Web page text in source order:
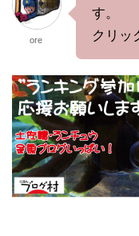
ore
す。
クリッ